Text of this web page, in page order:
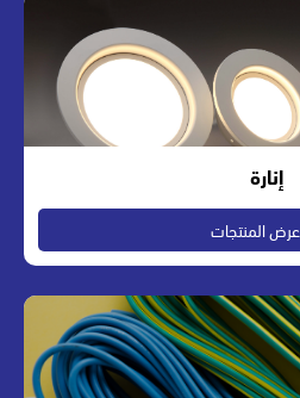
إنارة
عرض المنتجات